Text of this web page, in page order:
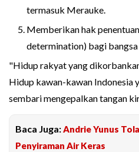
termasuk Merauke.
Memberikan hak
determination) bagi bangsa
"Hidup rakyat yang
Hidup kawan-kawan Indonesia
sembari mengepalkan tangan
Baca Juga:Andrie Yunus
Penyiraman Air Keras